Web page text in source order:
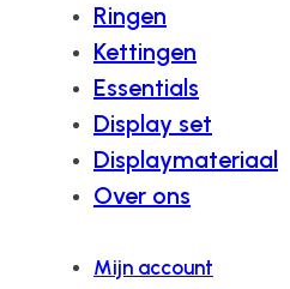
Ringen
Kettingen
Essentials
Display set
Displaymateriaal
Over ons
Mijn account